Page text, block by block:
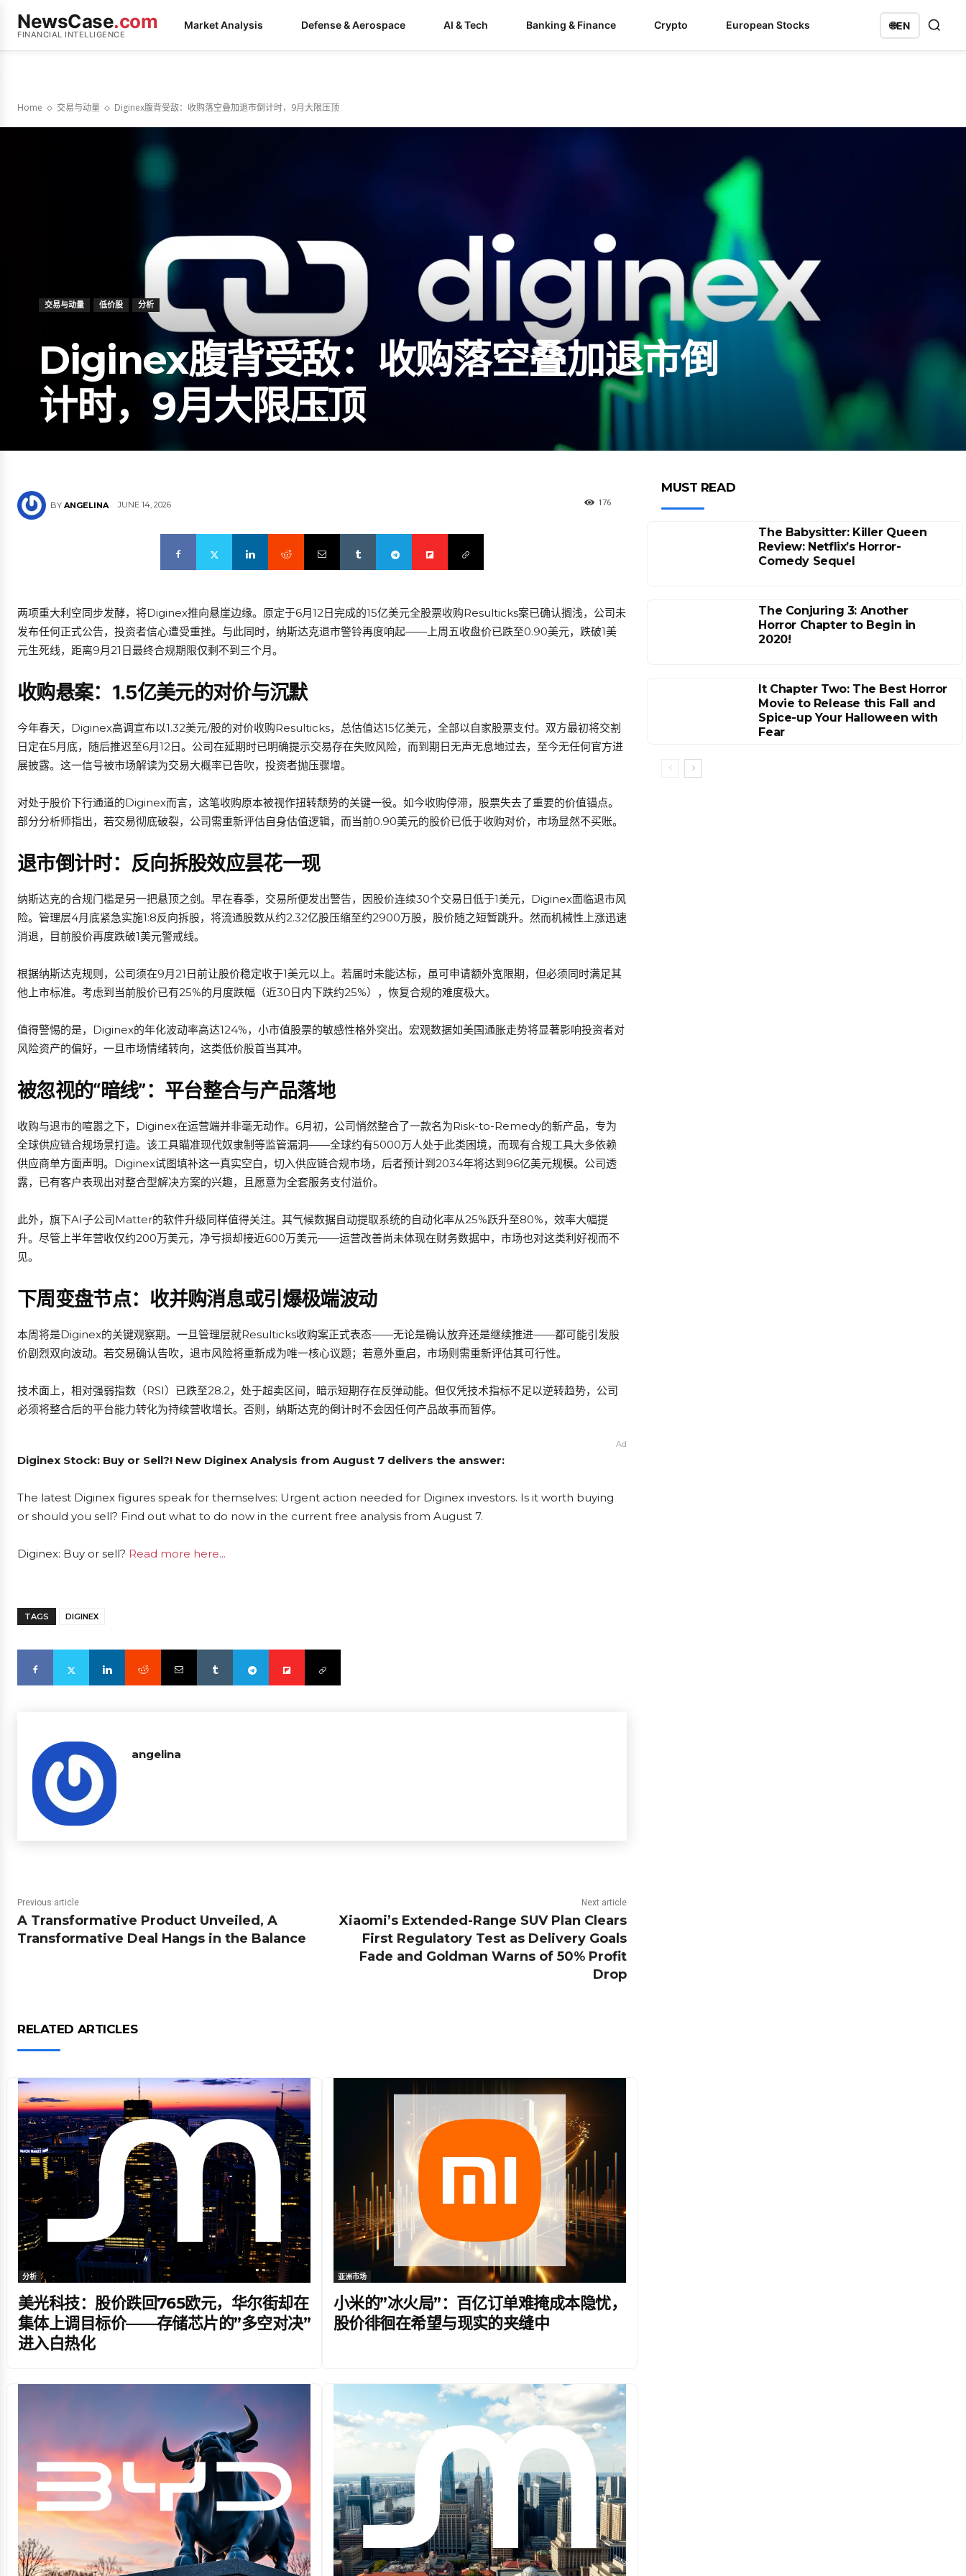
NewsCase.com
FINANCIAL INTELLIGENCE
Market Analysis Defense & Aerospace AI & Tech Banking & Finance Crypto European Stocks 🌐EN
Home 交易与动量 Diginex腹背受敌：收购落空叠加退市倒计时，9月大限压顶
交易与动量 低价股 分析
Diginex腹背受敌：收购落空叠加退市倒
计时，9月大限压顶
BY ANGELINA JUNE 14, 2026 176
两项重大利空同步发酵，将Diginex推向悬崖边缘。原定于6月12日完成的15亿美元全股票收购Resulticks案已确认搁浅，公司未
发布任何正式公告，投资者信心遭受重挫。与此同时，纳斯达克退市警铃再度响起——上周五收盘价已跌至0.90美元，跌破1美
元生死线，距离9月21日最终合规期限仅剩不到三个月。
收购悬案：1.5亿美元的对价与沉默
今年春天，Diginex高调宣布以1.32美元/股的对价收购Resulticks，总估值达15亿美元，全部以自家股票支付。双方最初将交割
日定在5月底，随后推迟至6月12日。公司在延期时已明确提示交易存在失败风险，而到期日无声无息地过去，至今无任何官方进
展披露。这一信号被市场解读为交易大概率已告吹，投资者抛压骤增。
对处于股价下行通道的Diginex而言，这笔收购原本被视作扭转颓势的关键一役。如今收购停滞，股票失去了重要的价值锚点。
部分分析师指出，若交易彻底破裂，公司需重新评估自身估值逻辑，而当前0.90美元的股价已低于收购对价，市场显然不买账。
退市倒计时：反向拆股效应昙花一现
纳斯达克的合规门槛是另一把悬顶之剑。早在春季，交易所便发出警告，因股价连续30个交易日低于1美元，Diginex面临退市风
险。管理层4月底紧急实施1:8反向拆股，将流通股数从约2.32亿股压缩至约2900万股，股价随之短暂跳升。然而机械性上涨迅速
消退，目前股价再度跌破1美元警戒线。
根据纳斯达克规则，公司须在9月21日前让股价稳定收于1美元以上。若届时未能达标，虽可申请额外宽限期，但必须同时满足其
他上市标准。考虑到当前股价已有25%的月度跌幅（近30日内下跌约25%），恢复合规的难度极大。
值得警惕的是，Diginex的年化波动率高达124%，小市值股票的敏感性格外突出。宏观数据如美国通胀走势将显著影响投资者对
风险资产的偏好，一旦市场情绪转向，这类低价股首当其冲。
被忽视的“暗线”：平台整合与产品落地
收购与退市的喧嚣之下，Diginex在运营端并非毫无动作。6月初，公司悄然整合了一款名为Risk-to-Remedy的新产品，专为
全球供应链合规场景打造。该工具瞄准现代奴隶制等监管漏洞——全球约有5000万人处于此类困境，而现有合规工具大多依赖
供应商单方面声明。Diginex试图填补这一真实空白，切入供应链合规市场，后者预计到2034年将达到96亿美元规模。公司透
露，已有客户表现出对整合型解决方案的兴趣，且愿意为全套服务支付溢价。
此外，旗下AI子公司Matter的软件升级同样值得关注。其气候数据自动提取系统的自动化率从25%跃升至80%，效率大幅提
升。尽管上半年营收仅约200万美元，净亏损却接近600万美元——运营改善尚未体现在财务数据中，市场也对这类利好视而不
见。
下周变盘节点：收并购消息或引爆极端波动
本周将是Diginex的关键观察期。一旦管理层就Resulticks收购案正式表态——无论是确认放弃还是继续推进——都可能引发股
价剧烈双向波动。若交易确认告吹，退市风险将重新成为唯一核心议题；若意外重启，市场则需重新评估其可行性。
技术面上，相对强弱指数（RSI）已跌至28.2，处于超卖区间，暗示短期存在反弹动能。但仅凭技术指标不足以逆转趋势，公司
必须将整合后的平台能力转化为持续营收增长。否则，纳斯达克的倒计时不会因任何产品故事而暂停。
Ad
Diginex Stock: Buy or Sell?! New Diginex Analysis from August 7 delivers the answer:
The latest Diginex figures speak for themselves: Urgent action needed for Diginex investors. Is it worth buying
or should you sell? Find out what to do now in the current free analysis from August 7.
Diginex: Buy or sell? Read more here...
TAGS DIGINEX
angelina
Previous article
A Transformative Product Unveiled, A
Transformative Deal Hangs in the Balance
Next article
Xiaomi’s Extended-Range SUV Plan Clears
First Regulatory Test as Delivery Goals
Fade and Goldman Warns of 50% Profit
Drop
RELATED ARTICLES
分析
美光科技：股价跌回765欧元，华尔街却在
集体上调目标价——存储芯片的”多空对决”
进入白热化
亚洲市场
小米的”冰火局”：百亿订单难掩成本隐忧，
股价徘徊在希望与现实的夹缝中
MUST READ
The Babysitter: Killer Queen
Review: Netflix’s Horror-
Comedy Sequel
The Conjuring 3: Another
Horror Chapter to Begin in
2020!
It Chapter Two: The Best Horror
Movie to Release this Fall and
Spice-up Your Halloween with
Fear